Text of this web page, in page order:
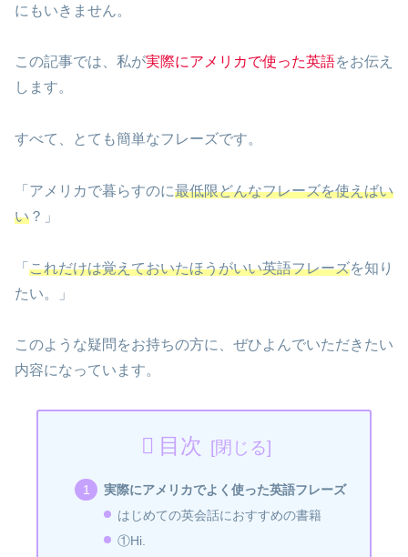
にもいきません。
この記事では、私が実際にアメリカで使った英語をお伝え
します。
すべて、とても簡単なフレーズです。
「アメリカで暮らすのに最低限どんなフレーズを使えばい
い ？」
「 これだけは覚えておいたほうがいい英語フレーズを知り
たい。」
このような疑問をお持ちの方に、ぜひよんでいただきたい
内容になっています。
目次
実際にアメリカでよく使った英語フレーズ
はじめての英会話におすすめの書籍
①Hi.